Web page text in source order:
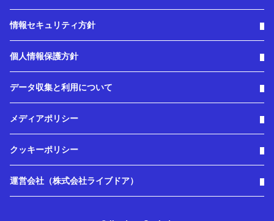
情報セキュリティ方針
個人情報保護方針
データ収集と利用について
メディアポリシー
クッキーポリシー
運営会社（株式会社ライブドア）